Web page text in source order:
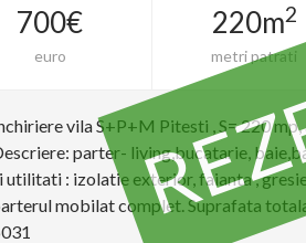
700€
euro
220m2
metri patrati
vila S+P+M Pitesti , S= 220
parter- living,bucatarie,
utilitati : izolatie exterior, faianta ,
mobilat complet. Suprafata